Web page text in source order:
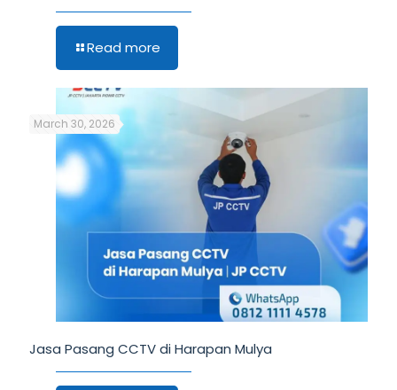
Read more
March 30, 2026
Jasa Pasang CCTV di Harapan Mulya